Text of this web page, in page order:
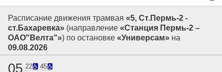
Расписание движения трамвая «5, Ст.Пермь-2 -
ст.Бахаревка» (направление «Станция Пермь-2 –
ОАО"Велта"») по остановке «Универсам» на
09.08.2026
05 22 45